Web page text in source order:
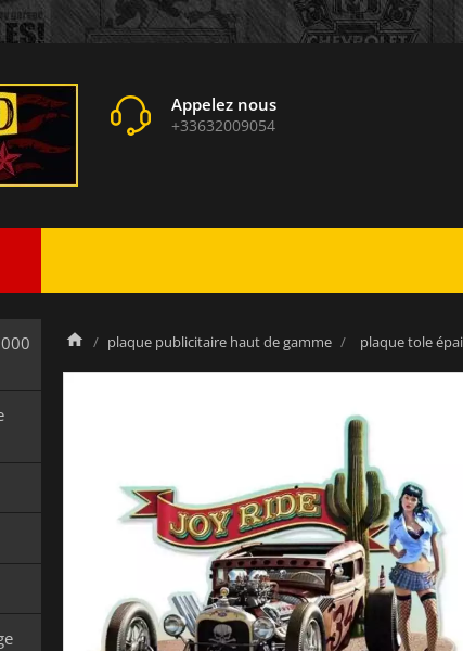
Appelez nous
+33632009054
plaque publicitaire haut de gamme plaque tole